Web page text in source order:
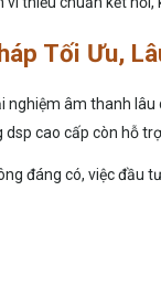
Tối Ưu,
nghiệm âm thanh
cao cấp còn hỗ
đáng có, việc đầu